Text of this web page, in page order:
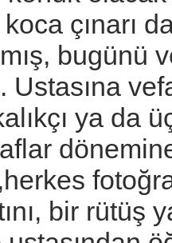
çınarı
bugünü
Ustasına
ya da
bir rütüş